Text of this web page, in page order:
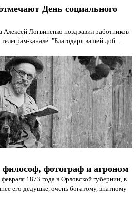
День социального
Алексей Логвиненко поздравил работников
канале: "Благодаря вашей доб...
фотограф и агроном
1873 года в Орловской губернии, в
его дедушке, очень богатому, знатному